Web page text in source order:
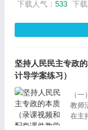
教
青
兴事
下载人气： 533 下载
坚持人民民主专政
计导学案练习）
（
教师
在主